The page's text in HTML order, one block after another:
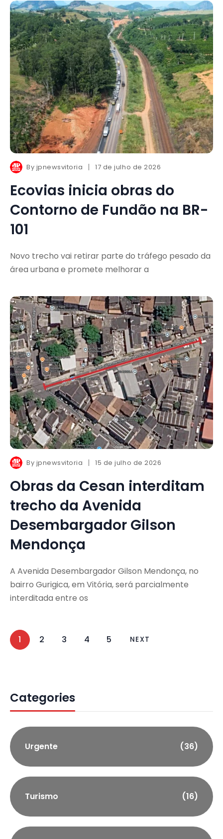
By jpnewsvitoria 17 de julho de 2026
Ecovias inicia obras do
Contorno de Fundão na BR-
101
Novo trecho vai retirar parte do tráfego pesado da
área urbana e promete melhorar a
By jpnewsvitoria 15 de julho de 2026
Obras da Cesan interditam
trecho da Avenida
Desembargador Gilson
Mendonça
A Avenida Desembargador Gilson Mendonça, no
bairro Gurigica, em Vitória, será parcialmente
interditada entre os
1 2 3 4 5 NEXT
Categories
Urgente (36)
Turismo (16)